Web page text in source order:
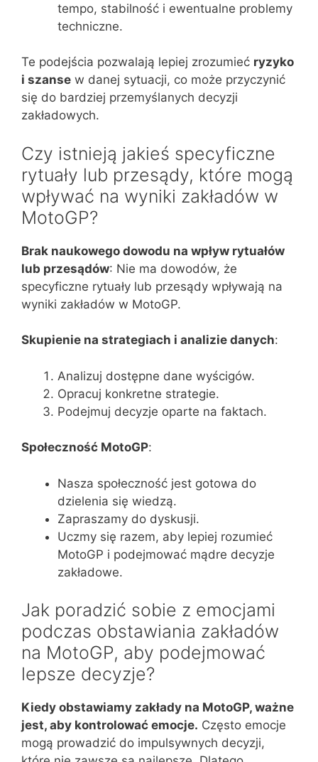
tempo, stabilność i ewentualne problemy
techniczne.
Te podejścia pozwalają lepiej zrozumieć ryzyko
i szanse w danej sytuacji, co może przyczynić
się do bardziej przemyślanych decyzji
zakładowych.
Czy istnieją jakieś specyficzne
rytuały lub przesądy, które mogą
wpływać na wyniki zakładów w
MotoGP?
Brak naukowego dowodu na wpływ rytuałów
lub przesądów: Nie ma dowodów, że
specyficzne rytuały lub przesądy wpływają na
wyniki zakładów w MotoGP.
Skupienie na strategiach i analizie danych:
Analizuj dostępne dane wyścigów.
Opracuj konkretne strategie.
Podejmuj decyzje oparte na faktach.
Społeczność MotoGP:
Nasza społeczność jest gotowa do
dzielenia się wiedzą.
Zapraszamy do dyskusji.
Uczmy się razem, aby lepiej rozumieć
MotoGP i podejmować mądre decyzje
zakładowe.
Jak poradzić sobie z emocjami
podczas obstawiania zakładów
na MotoGP, aby podejmować
lepsze decyzje?
Kiedy obstawiamy zakłady na MotoGP, ważne
jest, aby kontrolować emocje. Często emocje
mogą prowadzić do impulsywnych decyzji,